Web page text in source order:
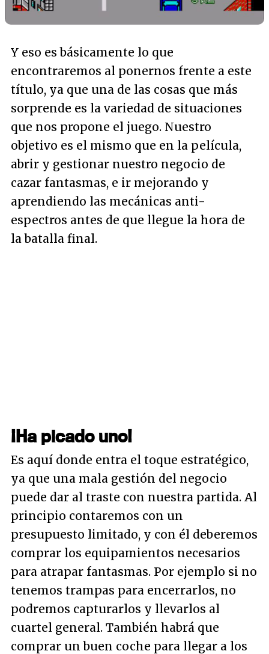
Y eso es básicamente lo que
encontraremos al ponernos frente a este
título, ya que una de las cosas que más
sorprende es la variedad de situaciones
que nos propone el juego. Nuestro
objetivo es el mismo que en la película,
abrir y gestionar nuestro negocio de
cazar fantasmas, e ir mejorando y
aprendiendo las mecánicas anti-
espectros antes de que llegue la hora de
la batalla final.
¡Ha picado uno!
Es aquí donde entra el toque estratégico,
ya que una mala gestión del negocio
puede dar al traste con nuestra partida. Al
principio contaremos con un
presupuesto limitado, y con él deberemos
comprar los equipamientos necesarios
para atrapar fantasmas. Por ejemplo si no
tenemos trampas para encerrarlos, no
podremos capturarlos y llevarlos al
cuartel general. También habrá que
comprar un buen coche para llegar a los